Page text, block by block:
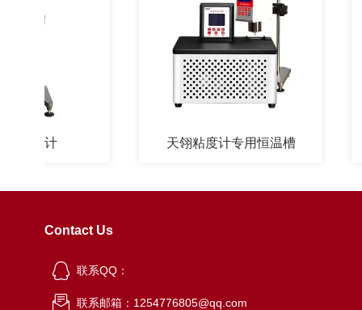
天翎粘度计专用恒温槽
Contact Us
联系QQ：
联系邮箱：1254776805@qq.com